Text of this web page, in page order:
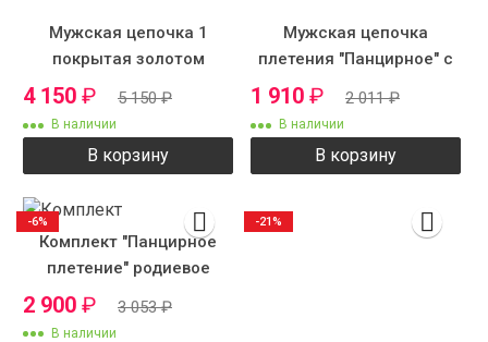
Мужская цепочка 1
покрытая золотом
4 150 ₽ 5 150₽
В наличии
В корзину
Мужская цепочка
плетения "Панцирное" с
рисунком
1 910 ₽ 2 011₽
В наличии
В корзину
Комплект "Панцирное
плетение" родиевое
покрытие
2 900 ₽ 3 053₽
В наличии
-6% -21%